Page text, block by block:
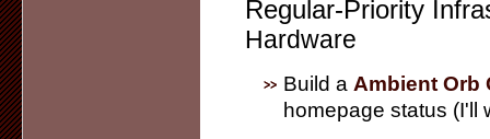
Regular-Priority
Hardware
Build a Ambient Orb
homepage status (I'll